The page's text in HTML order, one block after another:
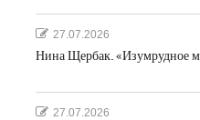
27.07.2026
Нина Щербак. «Изумрудное
27.07.2026